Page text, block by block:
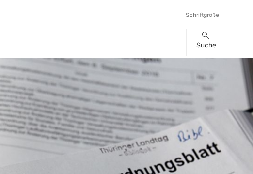
Schriftgröße
Suche